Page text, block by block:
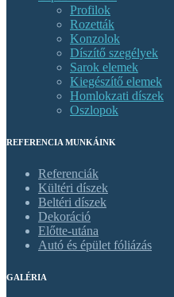
Profilok
Rozetták
Konzolok
Díszítő szegélyek
Sarok elemek
Kiegészítő elemek
Homlokzati díszek
Oszlopok
REFERENCIA MUNKÁINK
Referenciák
Kültéri díszek
Beltéri díszek
Dekoráció
Előtte-utána
Autó és épület fóliázás
GALÉRIA